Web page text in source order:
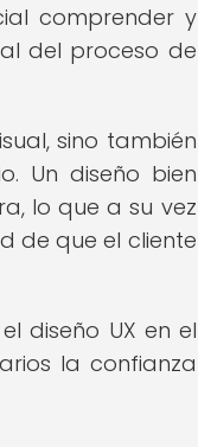
comprender y
del proceso de
sino también
Un diseño bien
lo que a su vez
de que el cliente
diseño UX en el
la confianza